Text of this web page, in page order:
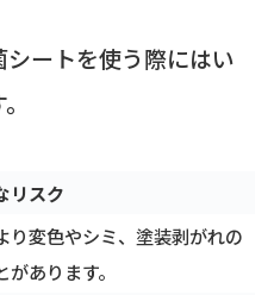
ートを使う際にはい
リスク
り変色やシミ、塗装剥がれの
あります。